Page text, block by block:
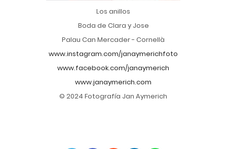
Los anillos
Boda de Clara y Jose
Palau Can Mercader - Cornellà
www.instagram.com/janaymerichfoto
www.facebook.com/janaymerich
www.janaymerich.com
© 2024 Fotografía Jan Aymerich